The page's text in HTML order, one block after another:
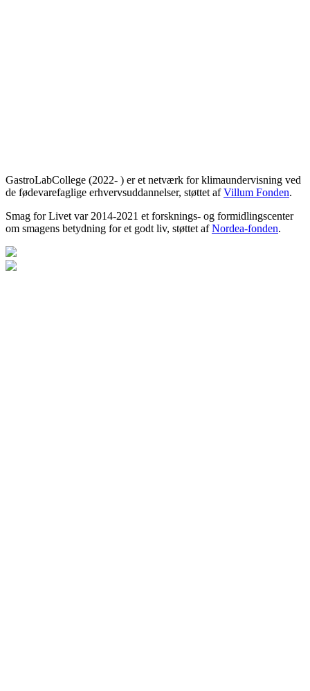
GastroLabCollege (2022- ) er et netværk for klimaundervisning ved
de fødevarefaglige erhvervsuddannelser, støttet afVillum Fonden.
Smag for Livet var 2014-2021 et forsknings- og formidlingscenter
om smagens betydning for et godt liv, støttet afNordea-fonden.